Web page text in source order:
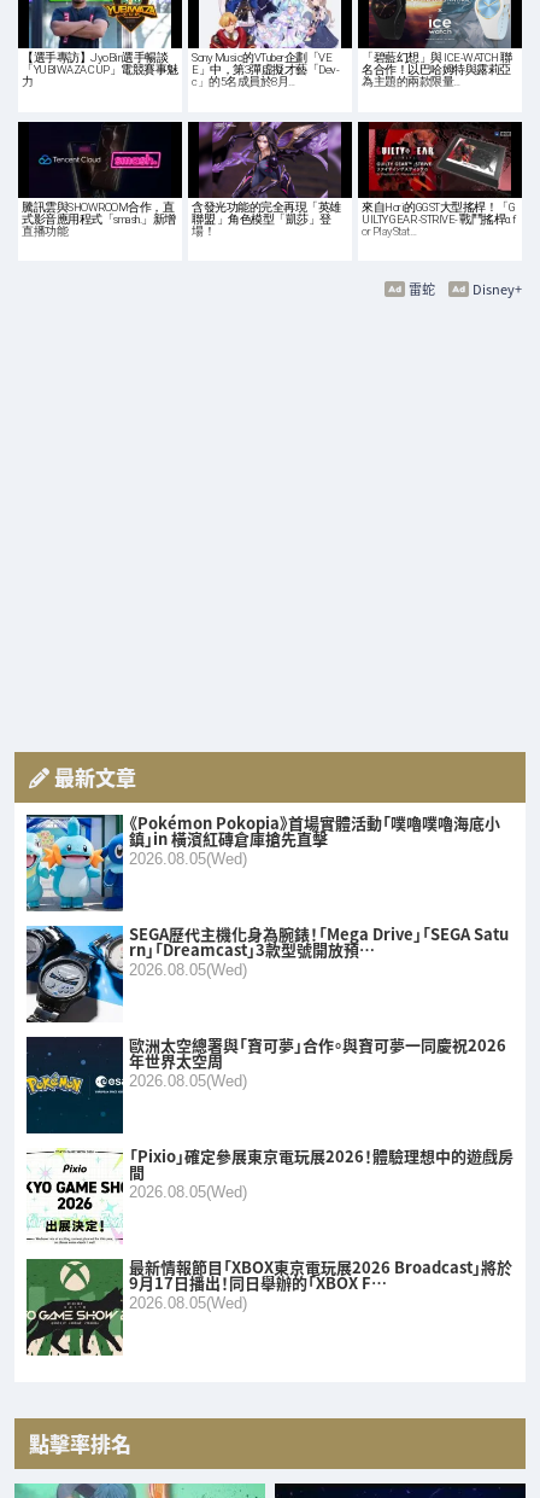
【選手專訪】JyoBin選手暢談
「YUBIWAZA CUP」電競賽事魅
力
Sony Music的VTuber企劃「VE
E」中，第3彈虛擬才藝「Dev-
c」的5名成員於8月…
「碧藍幻想」與 ICE-WATCH 聯
名合作！以巴哈姆特與露莉亞
為主題的兩款限量…
騰訊雲與SHOWROOM合作，直
式影音應用程式「smash.」新增
直播功能
含發光功能的完全再現「英雄
聯盟 」角色模型「凱莎」登
場！
來自Hori的GGST大型搖桿！「G
UILTY GEAR -STRIVE- 戰鬥搖桿α f
or PlayStat…
Disney+
雷蛇
最新文章
《Pokémon Pokopia》首場實體活動「噗嚕噗嚕海底小
鎮」in 橫濱紅磚倉庫搶先直擊
2026.08.05(Wed)
SEGA歷代主機化身為腕錶！「Mega Drive」「SEGA Satu
rn」「Dreamcast」3款型號開放預…
2026.08.05(Wed)
歐洲太空總署與「寶可夢」合作。與寶可夢一同慶祝2026
年世界太空周
2026.08.05(Wed)
「Pixio」確定參展東京電玩展2026！體驗理想中的遊戲房
間
2026.08.05(Wed)
最新情報節目「XBOX東京電玩展2026 Broadcast」將於
9月17日播出！同日舉辦的「XBOX F…
2026.08.05(Wed)
點擊率排名